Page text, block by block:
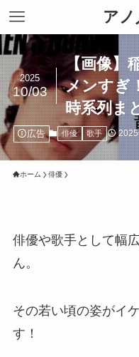
ア
【画像】
メンすぎ
時系列ま
2025
10/03
広告 俳優 歌手
ホーム 俳優
俳優や歌手として幅
ん。
その若い頃の姿がイ
す！